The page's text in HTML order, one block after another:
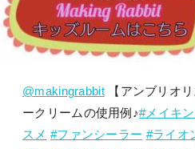
@makingrabbit【アンブリオリ
ークリームの使用例♪#メイキ
スメ #ファンシーラー #ライオ